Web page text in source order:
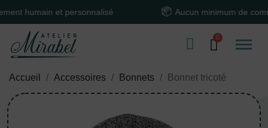
et personnalisé Aucun minimum de
Accueil Accessoires Bonnets Bonnet tricoté